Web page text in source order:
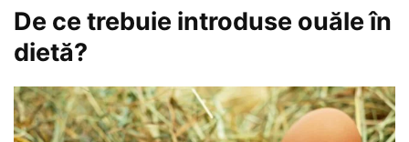
De ce trebuie introduse ouăle în
dietă?